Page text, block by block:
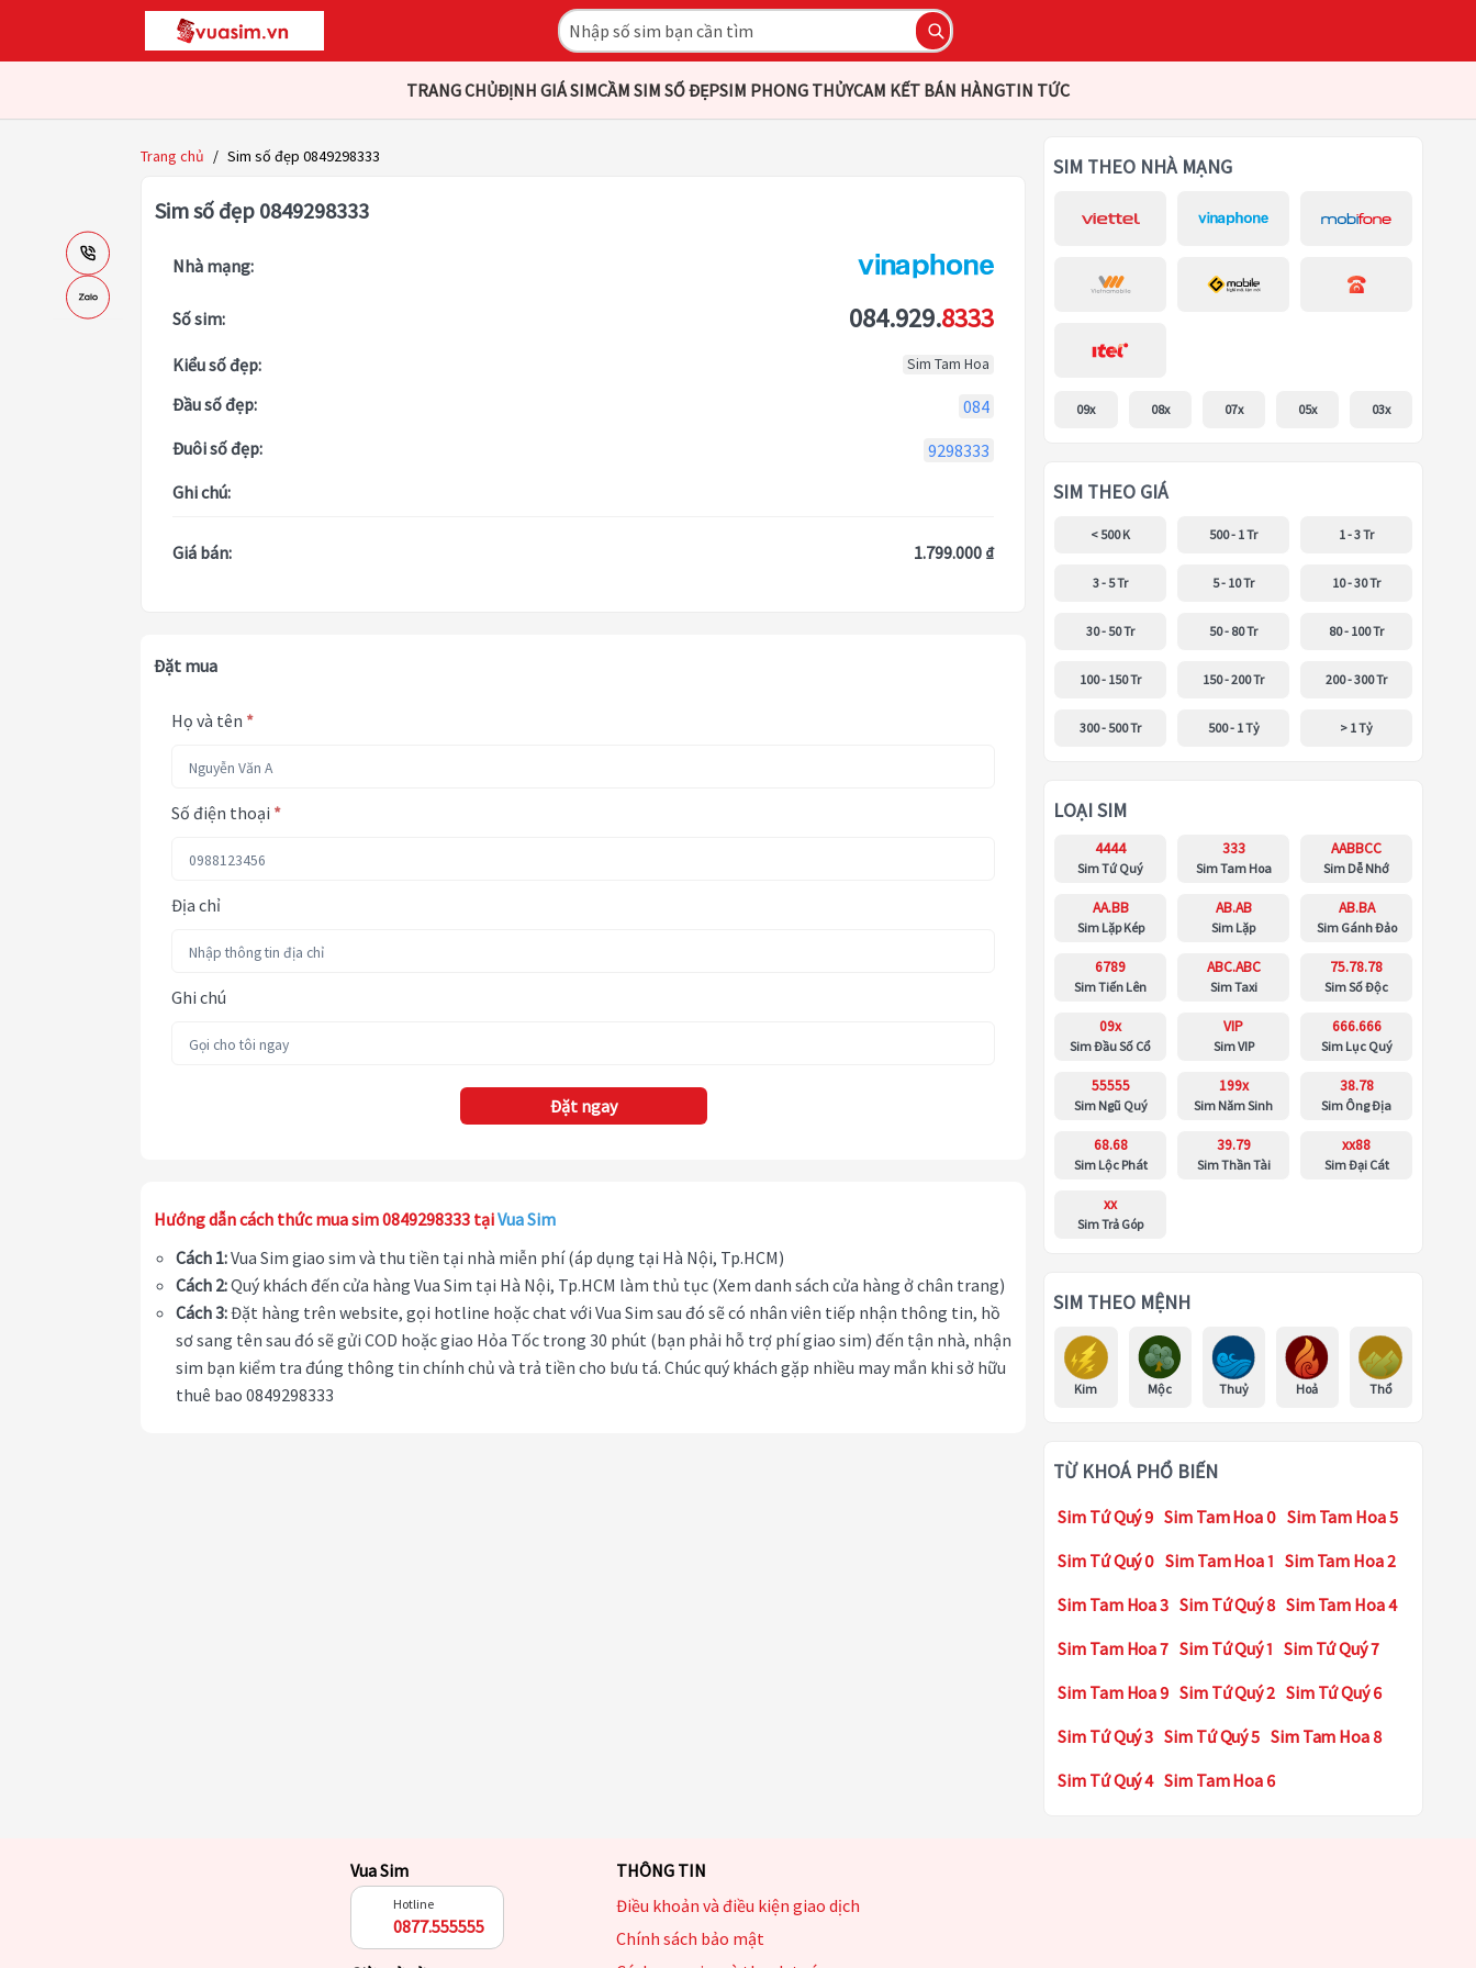
TRANG CHỦĐỊNH GIÁ SIMCẦM SIM SỐ ĐẸPSIM PHONG THỦYCAM KẾT BÁN HÀNGTIN TỨC
Trang chủ / Sim số đẹp 0849298333
Sim số đẹp 0849298333
Nhà mạng:
Số sim: 084.929.8333
Kiểu số đẹp: Sim Tam Hoa
Đầu số đẹp:
084
Đuôi số đẹp:
9298333
Ghi chú:
Giá bán: 1.799.000 ₫
Đặt mua
Họ và tên *
Số điện thoại *
Địa chỉ
Ghi chú
Đặt ngay
Hướng dẫn cách thức mua sim 0849298333 tạiVua Sim
Cách 1:Vua Sim giao sim và thu tiền tại nhà miễn phí (áp dụng tại Hà Nội, Tp.HCM)
Cách 2:Quý khách đến cửa hàng Vua Sim tại Hà Nội, Tp.HCM làm thủ tục (Xem danh sách cửa hàng ở chân trang)
Cách 3:Đặt hàng trên website, gọi hotline hoặc chat với Vua Sim sau đó sẽ có nhân viên tiếp nhận thông tin, hồ
sơ sang tên sau đó sẽ gửi COD hoặc giao Hỏa Tốc trong 30 phút (bạn phải hỗ trợ phí giao sim) đến tận nhà, nhận
sim bạn kiểm tra đúng thông tin chính chủ và trả tiền cho bưu tá. Chúc quý khách gặp nhiều may mắn khi sở hữu
thuê bao 0849298333
SIM THEO NHÀ MẠNG
09x 08x 07x 05x 03x
SIM THEO GIÁ
< 500 K 500 - 1 Tr 1 - 3 Tr
3 - 5 Tr 5 - 10 Tr 10 - 30 Tr
30 - 50 Tr 50 - 80 Tr 80 - 100 Tr
100 - 150 Tr 150 - 200 Tr 200 - 300 Tr
300 - 500 Tr 500 - 1 Tỷ > 1 Tỷ
LOẠI SIM
4444
Sim Tứ Quý
333
Sim Tam Hoa
AABBCC
Sim Dễ Nhớ
AA.BB
Sim Lặp Kép
AB.AB
Sim Lặp
AB.BA
Sim Gánh Đảo
6789
Sim Tiến Lên
ABC.ABC
Sim Taxi
75.78.78
Sim Số Độc
09x
Sim Đầu Số Cổ
VIP
Sim VIP
666.666
Sim Lục Quý
55555
Sim Ngũ Quý
199x
Sim Năm Sinh
38.78
Sim Ông Địa
68.68
Sim Lộc Phát
39.79
Sim Thần Tài
xx88
Sim Đại Cát
xx
Sim Trả Góp
SIM THEO MỆNH
Kim Mộc Thuỷ Hoả Thổ
TỪ KHOÁ PHỔ BIẾN
Sim Tứ Quý 9 Sim Tam Hoa 0 Sim Tam Hoa 5
Sim Tứ Quý 0 Sim Tam Hoa 1 Sim Tam Hoa 2
Sim Tam Hoa 3 Sim Tứ Quý 8 Sim Tam Hoa 4
Sim Tam Hoa 7 Sim Tứ Quý 1 Sim Tứ Quý 7
Sim Tam Hoa 9 Sim Tứ Quý 2 Sim Tứ Quý 6
Sim Tứ Quý 3 Sim Tứ Quý 5 Sim Tam Hoa 8
Sim Tứ Quý 4 Sim Tam Hoa 6
Vua Sim
Hotline
0877.555555
THÔNG TIN
Điều khoản và điều kiện giao dịch
Chính sách bảo mật